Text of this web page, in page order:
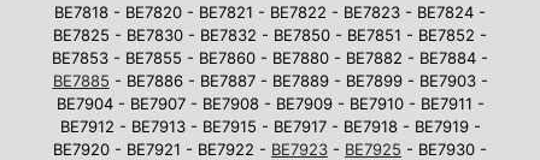
BE7818 - BE7820 - BE7821 - BE7822 - BE7823 - BE7824 -
BE7825 - BE7830 - BE7832 - BE7850 - BE7851 - BE7852 -
BE7853 - BE7855 - BE7860 - BE7880 - BE7882 - BE7884 -
BE7885 - BE7886 - BE7887 - BE7889 - BE7899 - BE7903 -
BE7904 - BE7907 - BE7908 - BE7909 - BE7910 - BE7911 -
BE7912 - BE7913 - BE7915 - BE7917 - BE7918 - BE7919 -
BE7920 - BE7921 - BE7922 - BE7923 - BE7925 - BE7930 -